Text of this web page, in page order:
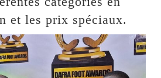
et les prix spéciaux.